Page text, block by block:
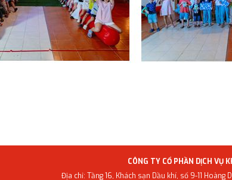
CÔNG TY CỔ PHẦN DỊCH VỤ
Địa chỉ: Tầng 16, Khách sạn Dầu khí, số 9-11 Hoàng